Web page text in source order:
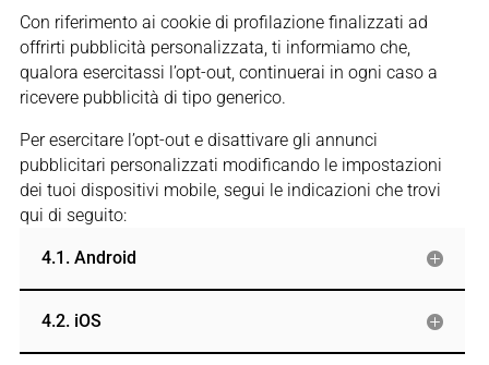
Con riferimento ai cookie di profilazione finalizzati ad
offrirti pubblicità personalizzata, ti informiamo che,
qualora esercitassi l’opt-out, continuerai in ogni caso a
ricevere pubblicità di tipo generico.
Per esercitare l’opt-out e disattivare gli annunci
pubblicitari personalizzati modificando le impostazioni
dei tuoi dispositivi mobile, segui le indicazioni che trovi
qui di seguito:
4.1. Android
4.2. iOS